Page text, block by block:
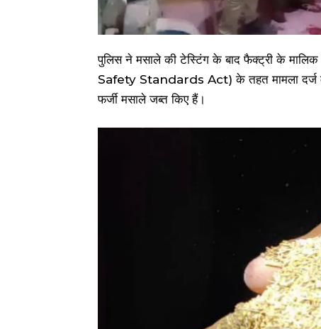
पुलिस ने मसाले की टेस्टिंग के बाद फैक्ट्री के
Safety Standards Act) के तहत मामला दर्ज
फर्जी मसाले जब्त किए हैं।